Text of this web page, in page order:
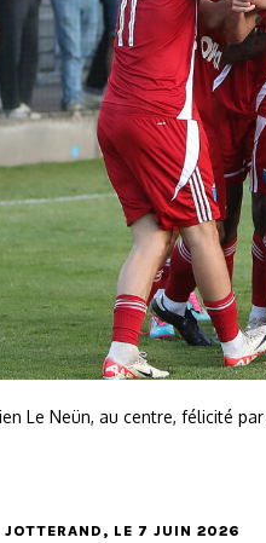
Le Neün, au centre, félicité
JOTTERAND , LE 7 JUIN 2026